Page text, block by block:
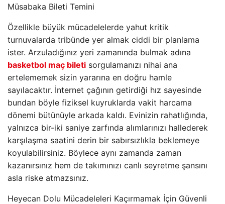
Müsabaka Bileti Temini
Özellikle büyük mücadelelerde yahut kritik
turnuvalarda tribünde yer almak ciddi bir planlama
ister. Arzuladığınız yeri zamanında bulmak adına
basketbol maç bileti sorgulamanızı nihai ana
ertelememek sizin yararına en doğru hamle
sayılacaktır. İnternet çağının getirdiği hız sayesinde
bundan böyle fiziksel kuyruklarda vakit harcama
dönemi bütünüyle arkada kaldı. Evinizin rahatlığında,
yalnızca bir-iki saniye zarfında alımlarınızı hallederek
karşılaşma saatini derin bir sabırsızlıkla beklemeye
koyulabilirsiniz. Böylece aynı zamanda zaman
kazanırsınız hem de takımınızı canlı seyretme şansını
asla riske atmazsınız.
Heyecan Dolu Mücadeleleri Kaçırmamak İçin Güvenli